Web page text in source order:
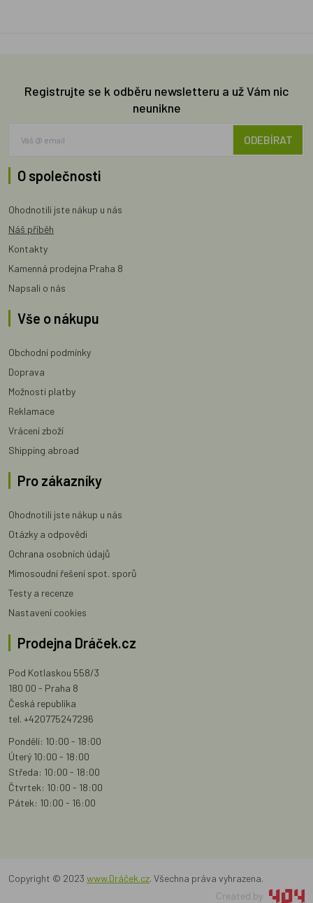
Registrujte se k odběru newsletteru a už Vám nic
neunikne
ODEBÍRAT
O společnosti
Ohodnotili jste nákup u nás
Náš příběh
Kontakty
Kamenná prodejna Praha 8
Napsali o nás
Vše o nákupu
Obchodní podmínky
Doprava
Možnosti platby
Reklamace
Vrácení zboží
Shipping abroad
Pro zákazníky
Ohodnotili jste nákup u nás
Otázky a odpovědi
Ochrana osobních údajů
Mimosoudní řešení spot. sporů
Testy a recenze
Nastavení cookies
Prodejna Dráček.cz
Pod Kotlaskou 558/3
180 00 - Praha 8
Česká republika
tel. +420775247296
Pondělí: 10:00 - 18:00
Úterý 10:00 - 18:00
Středa: 10:00 - 18:00
Čtvrtek: 10:00 - 18:00
Pátek: 10:00 - 16:00
Copyright © 2023 www.Dráček.cz. Všechna práva vyhrazena.
Created by